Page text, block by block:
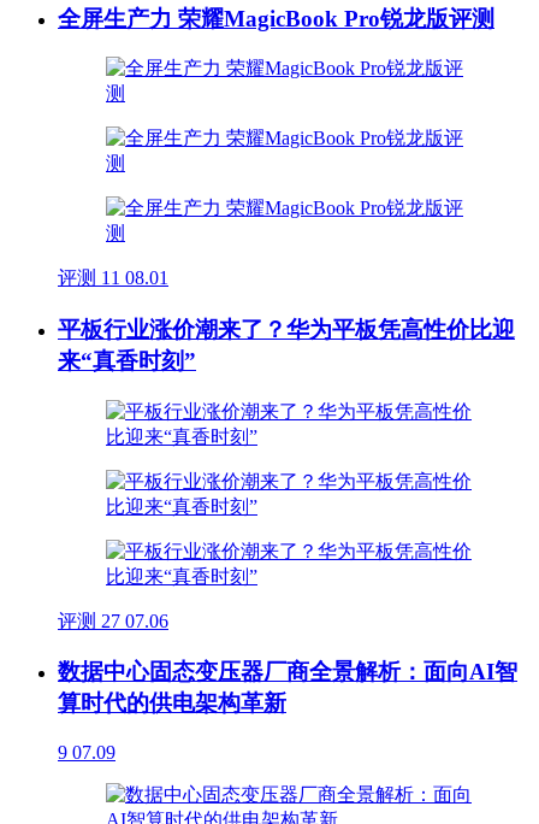
全屏生产力 荣耀MagicBook Pro锐龙版评测
评测 11 08.01
平板行业涨价潮来了？华为平板凭高性价比迎
来“真香时刻”
评测 27 07.06
数据中心固态变压器厂商全景解析：面向AI智
算时代的供电架构革新
9 07.09